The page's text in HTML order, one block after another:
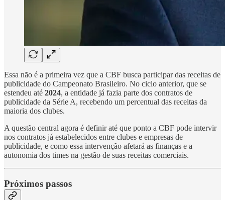
Essa não é a primeira vez que a CBF busca participar das receitas de
publicidade do Campeonato Brasileiro. No ciclo anterior, que se
estendeu até 2024, a entidade já fazia parte dos contratos de
publicidade da Série A, recebendo um percentual das receitas da
maioria dos clubes.
A questão central agora é definir até que ponto a CBF pode intervir
nos contratos já estabelecidos entre clubes e empresas de
publicidade, e como essa intervenção afetará as finanças e a
autonomia dos times na gestão de suas receitas comerciais.
Próximos passos